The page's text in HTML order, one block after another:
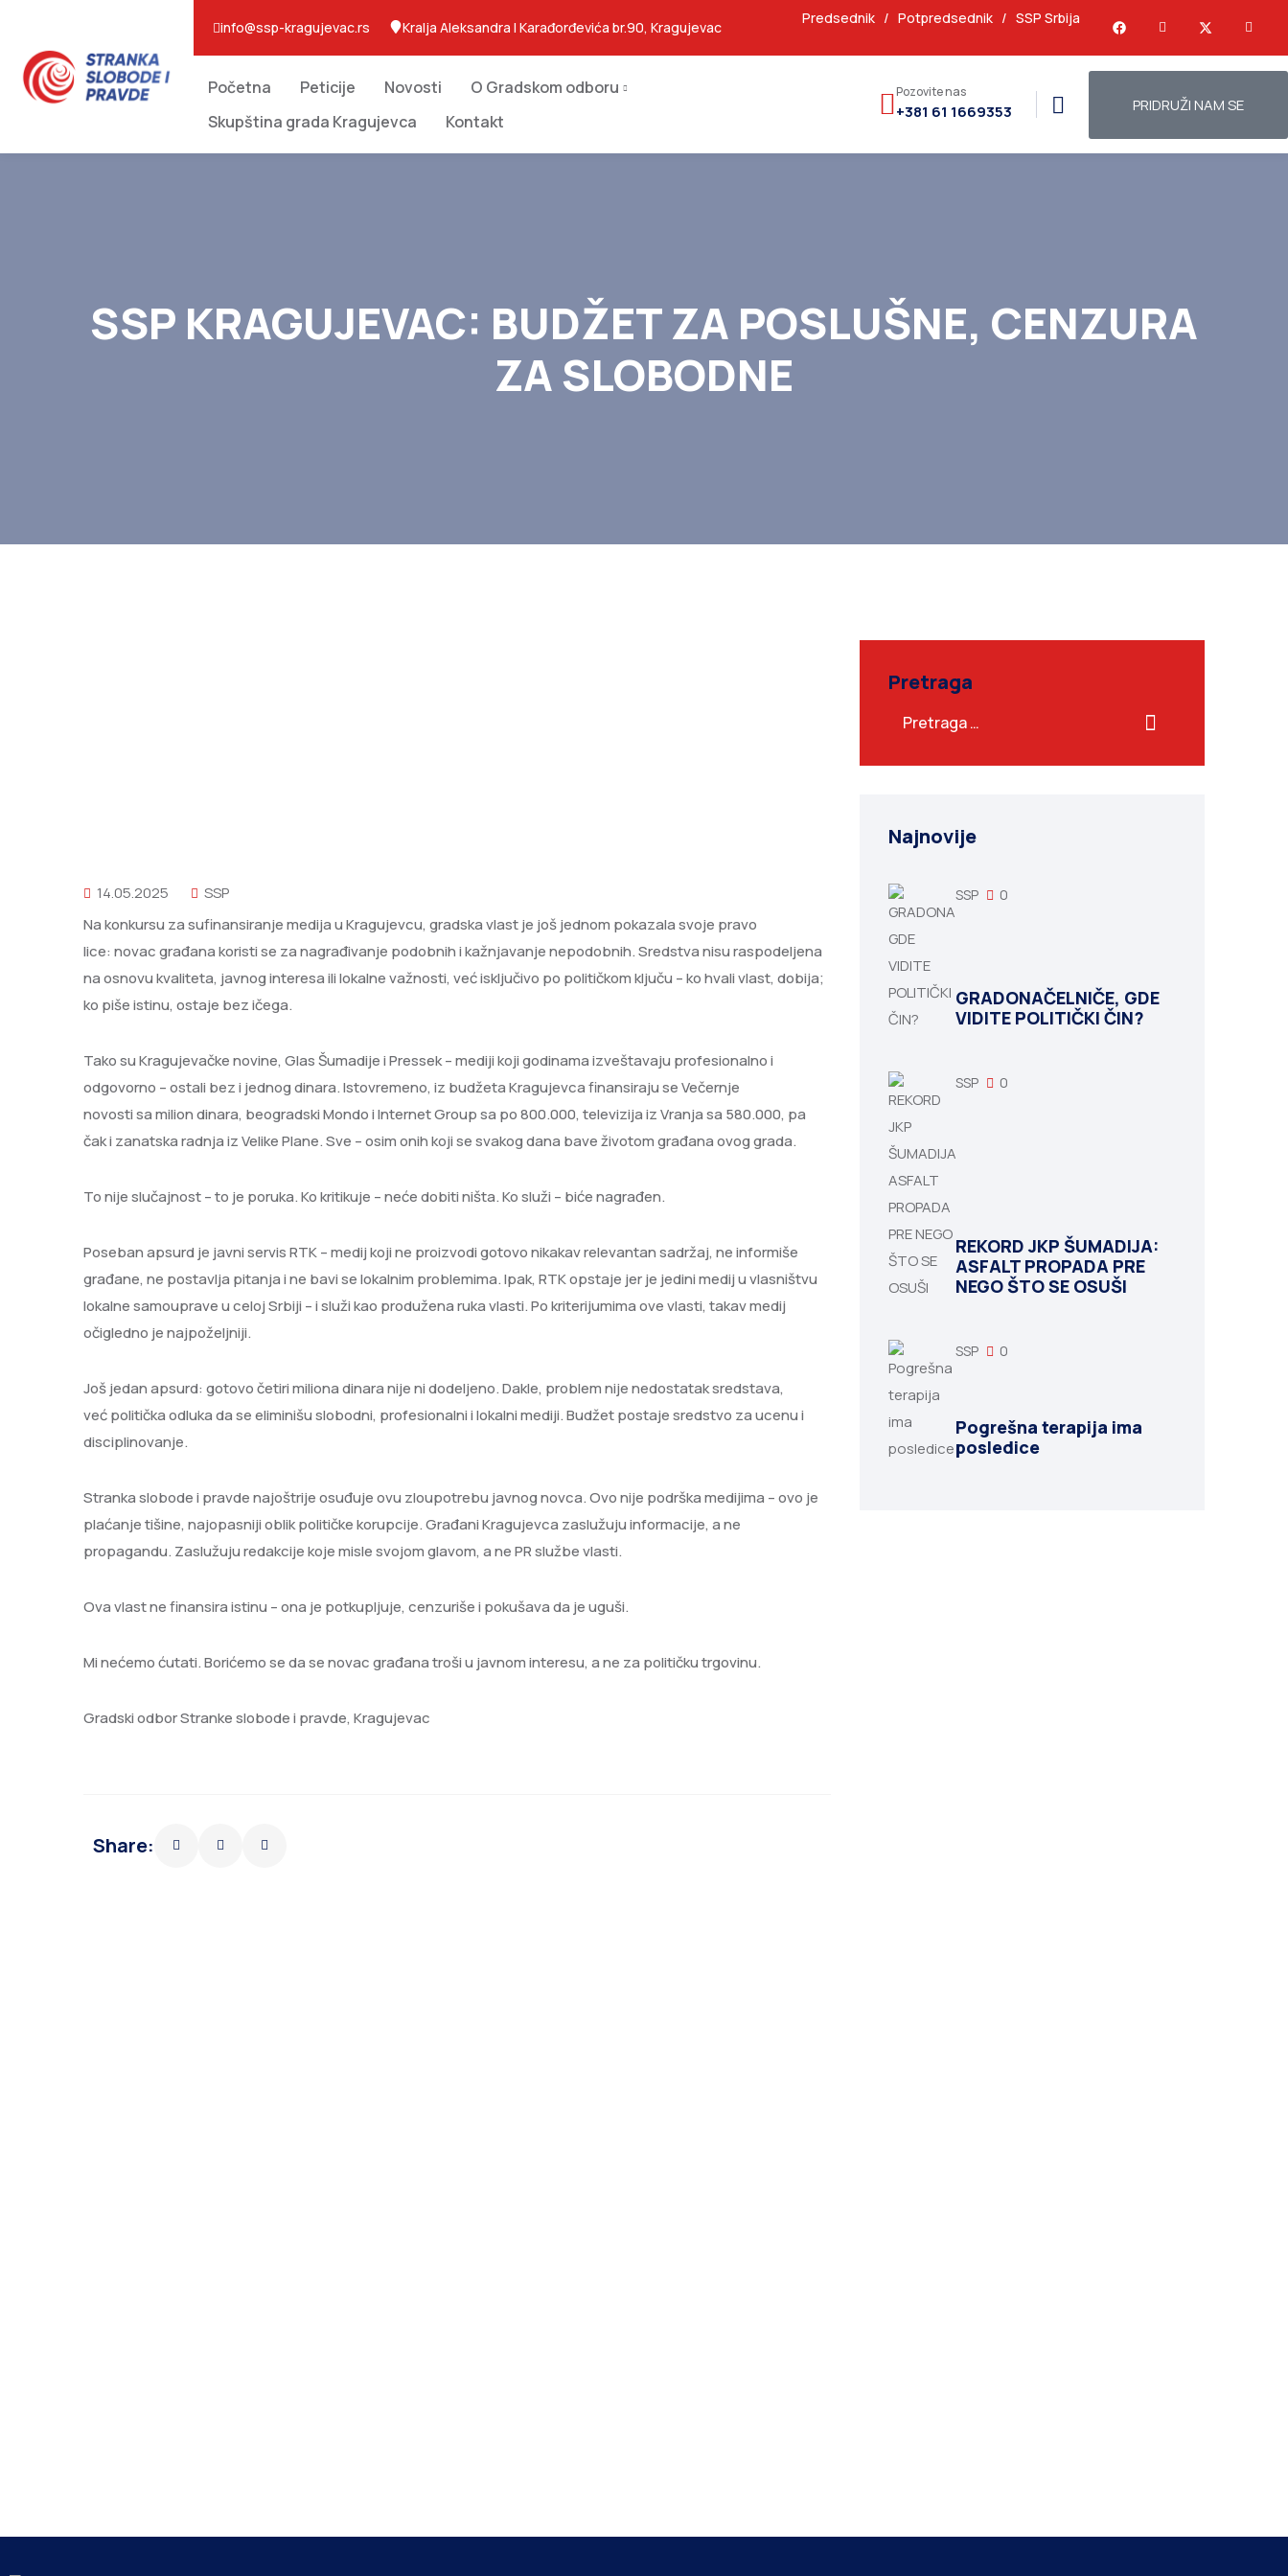
info@ssp-kragujevac.rs Kralja Aleksandra I Karađorđevića br.90, Kragujevac
Predsednik/ Potpredsednik/ SSP Srbija
Početna Peticije Novosti
O Gradskom odboru
Skupština grada Kragujevca
Kontakt
Pozovite nas
+381 61 1669353 PRIDRUŽI NAM SE
SSP KRAGUJEVAC: BUDŽET ZA POSLUŠNE, CENZURA
ZA SLOBODNE
14.05.2025
SSP
Nakonkursu za sufinansiranje medija u Kragujevcu, gradska vlast je još jednom pokazala svoje pravo
lice: novac građana koristi se za nagrađivanje podobnih i kažnjavanje nepodobnih. Sredstva nisu raspodeljena
na osnovu kvaliteta, javnog interesa ili lokalne važnosti, već isključivo po političkom ključu – ko hvali vlast, dobija;
ko piše istinu, ostaje bez ičega.
Tako su Kragujevačke novine, Glas Šumadije i Pressek – mediji koji godinama izveštavaju profesionalno i
odgovorno – ostali bez i jednog dinara. Istovremeno, iz budžeta Kragujevca finansiraju se Večernje
novosti sa milion dinara, beogradski Mondo i Internet Group sa po 800.000, televizija iz Vranja sa 580.000, pa
čak i zanatska radnja iz Velike Plane. Sve – osim onih koji se svakog dana bave životom građana ovog grada.
To nije slučajnost – to je poruka. Ko kritikuje – neće dobiti ništa. Ko služi – biće nagrađen.
Poseban apsurd je javni servis RTK – medij koji ne proizvodi gotovo nikakav relevantan sadržaj, ne informiše
građane, ne postavlja pitanja i ne bavi se lokalnim problemima. Ipak, RTK opstaje jer je jedini medij u vlasništvu
lokalne samouprave u celoj Srbiji – i služi kao produžena ruka vlasti. Po kriterijumima ove vlasti, takav medij
očigledno je najpoželjniji.
Još jedan apsurd: gotovo četiri miliona dinara nije ni dodeljeno. Dakle, problem nije nedostatak sredstava,
već politička odluka da se eliminišu slobodni, profesionalni i lokalni mediji. Budžet postaje sredstvo za ucenu i
disciplinovanje.
Stranka slobode i pravde najoštrije osuđuje ovu zloupotrebu javnog novca. Ovo nije podrška medijima – ovo je
plaćanje tišine, najopasniji oblik političke korupcije. Građani Kragujevca zaslužuju informacije, a ne
propagandu. Zaslužuju redakcije koje misle svojom glavom, a ne PR službe vlasti.
Ova vlast ne finansira istinu – ona je potkupljuje, cenzuriše i pokušava da je uguši.
Mi nećemo ćutati. Borićemo se da se novac građana troši u javnom interesu, a ne za političku trgovinu.
Gradski odbor Stranke slobode i pravde, Kragujevac
Share:
Pretraga
Najnovije
SSP 0
GRADONAČELNIČE, GDE
VIDITE POLITIČKI ČIN?
SSP 0
REKORD JKP ŠUMADIJA:
ASFALT PROPADA PRE
NEGO ŠTO SE OSUŠI
SSP 0
Pogrešna terapija ima
posledice